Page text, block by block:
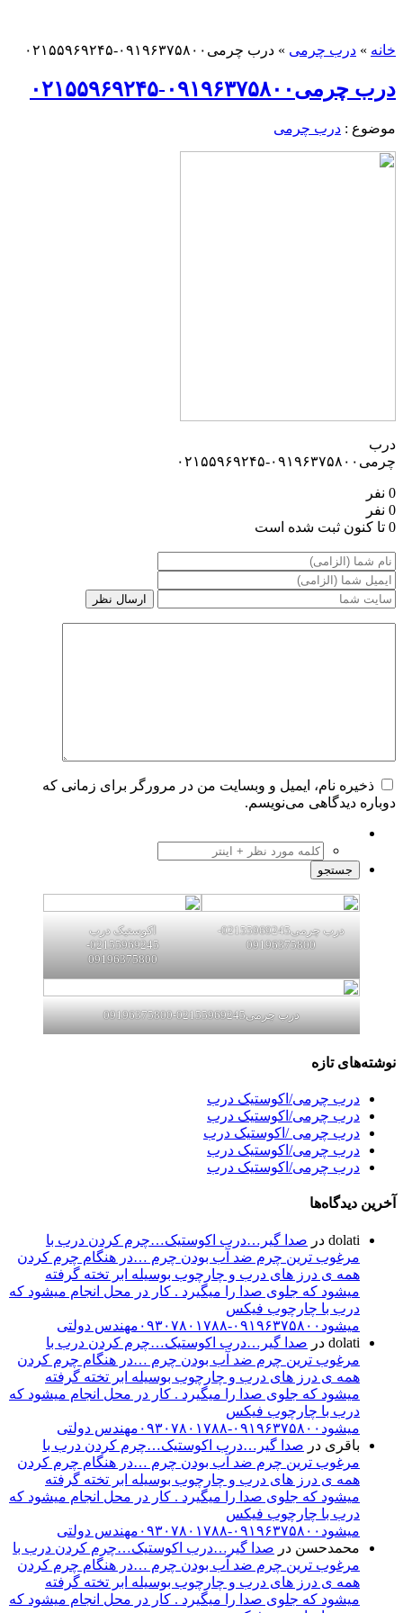
خانه » درب چرمی » درب چرمی۰۹۱۹۶۳۷۵۸۰۰-۰۲۱۵۵۹۶۹۲۴۵
درب چرمی۰۹۱۹۶۳۷۵۸۰۰-۰۲۱۵۵۹۶۹۲۴۵
موضوع : درب چرمی
درب
چرمی۰۹۱۹۶۳۷۵۸۰۰-۰۲۱۵۵۹۶۹۲۴۵
0 نفر
0 نفر
0 تا کنون ثبت شده است
ذخیره نام، ایمیل و وبسایت من در مرورگر برای زمانی که
دوباره دیدگاهی می‌نویسم.
درب چرمی02155969245-
09196375800
اکوستیک درب
02155969245-
09196375800
درب چرمی02155969245-09196375800
نوشته‌های تازه
درب چرمی/اکوستیک درب
درب چرمی/اکوستیک درب
درب چرمی /اکوستیک درب
درب چرمی/اکوستیک درب
درب چرمی/اکوستیک درب
آخرین دیدگاه‌ها
dolati در صدا گیر…درب اکوستیک…چرم کردن درب با
مرغوب ترین چرم ضد آب بودن چرم …در هنگام چرم کردن
همه ی درز های درب و چارچوب بوسیله ابر تخته گرفته
میشود که جلوی صدا را میگیرد . کار در محل انجام میشود که
درب با چارچوب فیکس
میشود۰۹۱۹۶۳۷۵۸۰۰-۰۹۳۰۷۸۰۱۷۸۸مهندس دولتی
dolati در صدا گیر…درب اکوستیک…چرم کردن درب با
مرغوب ترین چرم ضد آب بودن چرم …در هنگام چرم کردن
همه ی درز های درب و چارچوب بوسیله ابر تخته گرفته
میشود که جلوی صدا را میگیرد . کار در محل انجام میشود که
درب با چارچوب فیکس
میشود۰۹۱۹۶۳۷۵۸۰۰-۰۹۳۰۷۸۰۱۷۸۸مهندس دولتی
باقری در صدا گیر…درب اکوستیک…چرم کردن درب با
مرغوب ترین چرم ضد آب بودن چرم …در هنگام چرم کردن
همه ی درز های درب و چارچوب بوسیله ابر تخته گرفته
میشود که جلوی صدا را میگیرد . کار در محل انجام میشود که
درب با چارچوب فیکس
میشود۰۹۱۹۶۳۷۵۸۰۰-۰۹۳۰۷۸۰۱۷۸۸مهندس دولتی
محمدحسن در صدا گیر…درب اکوستیک…چرم کردن درب با
مرغوب ترین چرم ضد آب بودن چرم …در هنگام چرم کردن
همه ی درز های درب و چارچوب بوسیله ابر تخته گرفته
میشود که جلوی صدا را میگیرد . کار در محل انجام میشود که